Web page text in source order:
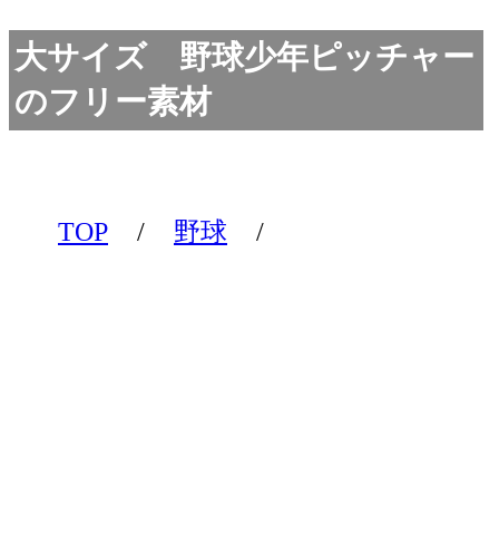
大サイズ 野球少年ピッチャー
のフリー素材
TOP / 野球 /